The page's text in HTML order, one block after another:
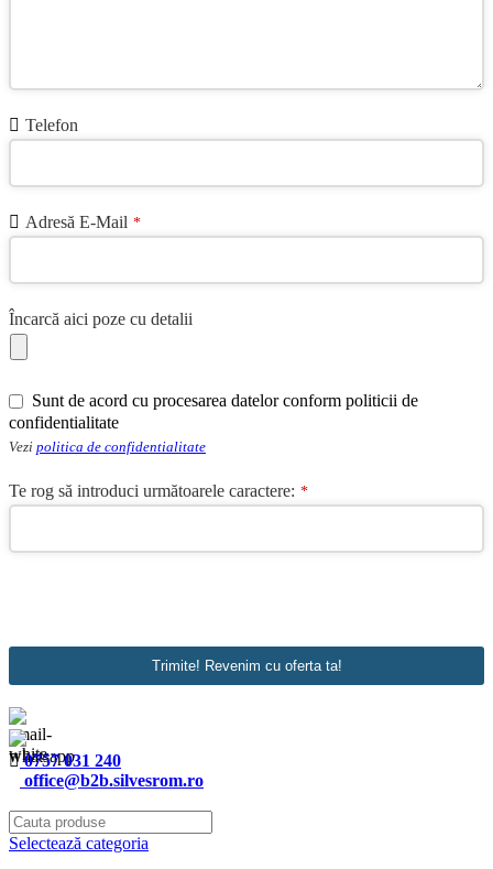
Telefon
Adresă E-Mail *
Încarcă aici poze cu detalii
Phone
Number *
Sunt de acord cu procesarea datelor conform politicii de
confidentialitate
Vezi politica de confidentialitate
Te rog să introduci următoarele caractere: *
Trimite! Revenim cu oferta ta!
0757 031 240
office@b2b.silvesrom.ro
Selectează categoria